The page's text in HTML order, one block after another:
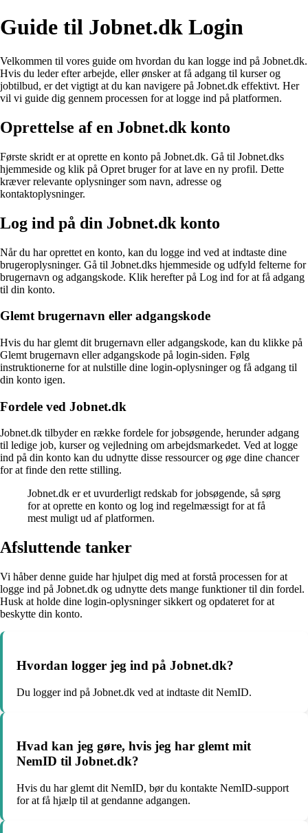
Guide til Jobnet.dk Login
Velkommen til vores guide om hvordan du kan logge ind på Jobnet.dk.
Hvis du leder efter arbejde, eller ønsker at få adgang til kurser og
jobtilbud, er det vigtigt at du kan navigere på Jobnet.dk effektivt. Her
vil vi guide dig gennem processen for at logge ind på platformen.
Oprettelse af en Jobnet.dk konto
Første skridt er at oprette en konto på Jobnet.dk. Gå til Jobnet.dks
hjemmeside og klik på Opret bruger for at lave en ny profil. Dette
kræver relevante oplysninger som navn, adresse og
kontaktoplysninger.
Log ind på din Jobnet.dk konto
Når du har oprettet en konto, kan du logge ind ved at indtaste dine
brugeroplysninger. Gå til Jobnet.dks hjemmeside og udfyld felterne for
brugernavn og adgangskode. Klik herefter på Log ind for at få adgang
til din konto.
Glemt brugernavn eller adgangskode
Hvis du har glemt dit brugernavn eller adgangskode, kan du klikke på
Glemt brugernavn eller adgangskode på login-siden. Følg
instruktionerne for at nulstille dine login-oplysninger og få adgang til
din konto igen.
Fordele ved Jobnet.dk
Jobnet.dk tilbyder en række fordele for jobsøgende, herunder adgang
til ledige job, kurser og vejledning om arbejdsmarkedet. Ved at logge
ind på din konto kan du udnytte disse ressourcer og øge dine chancer
for at finde den rette stilling.
Jobnet.dk er et uvurderligt redskab for jobsøgende, så sørg
for at oprette en konto og log ind regelmæssigt for at få
mest muligt ud af platformen.
Afsluttende tanker
Vi håber denne guide har hjulpet dig med at forstå processen for at
logge ind på Jobnet.dk og udnytte dets mange funktioner til din fordel.
Husk at holde dine login-oplysninger sikkert og opdateret for at
beskytte din konto.
Hvordan logger jeg ind på Jobnet.dk?
Du logger ind på Jobnet.dk ved at indtaste dit NemID.
Hvad kan jeg gøre, hvis jeg har glemt mit
NemID til Jobnet.dk?
Hvis du har glemt dit NemID, bør du kontakte NemID-support
for at få hjælp til at gendanne adgangen.